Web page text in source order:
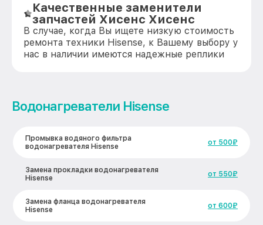
Качественные заменители
запчастей Хисенс Хисенс
В случае, когда Вы ищете низкую стоимость
ремонта техники Hisense, к Вашему выбору у
нас в наличии имеются надежные реплики
Водонагреватели Hisense
Промывка водяного фильтра
водонагревателя Hisense
от 500₽
Замена прокладки водонагревателя
Hisense
от 550₽
Замена фланца водонагревателя
Hisense
от 600₽